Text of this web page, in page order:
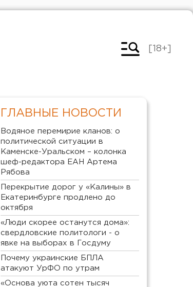
[18+]
ГЛАВНЫЕ НОВОСТИ
Водяное перемирие кланов: о
политической ситуации в
Каменске-Уральском – колонка
шеф-редактора ЕАН Артема
Рябова
Перекрытие дорог у «Калины» в
Екатеринбурге продлено до
октября
«Люди скорее останутся дома»:
свердловские политологи - о
явке на выборах в Госдуму
Почему украинские БПЛА
атакуют УрФО по утрам
«Основа уюта сотен тысяч